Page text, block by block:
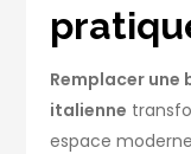
Remplacer une
italienne
espace